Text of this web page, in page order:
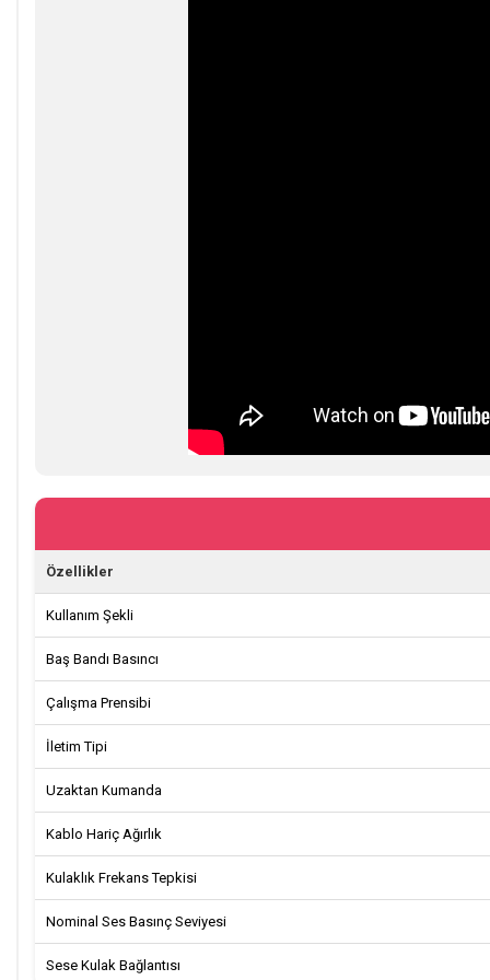
Özellikler
Kullanım Şekli
Baş Bandı Basıncı
Çalışma Prensibi
İletim Tipi
Uzaktan Kumanda
Kablo Hariç Ağırlık
Kulaklık Frekans Tepkisi
Nominal Ses Basınç Seviyesi
Sese Kulak Bağlantısı